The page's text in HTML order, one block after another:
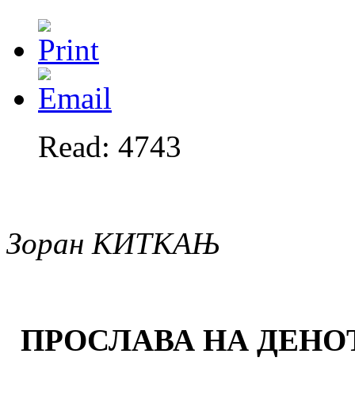
Read: 4743
Зоран КИТКАЊ
ПРОСЛАВА НА